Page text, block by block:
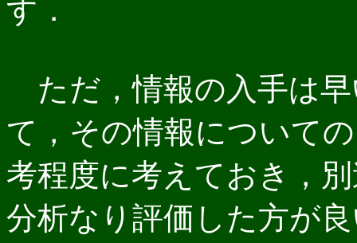
す．
ただ，情報の入手は
て，その情報について
考程度に考えておき，
分析なり評価した方が